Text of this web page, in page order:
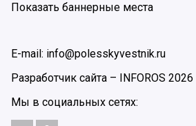
Показать баннерные места
E-mail: info@polesskyvestnik.ru
Разработчик сайта – INFOROS 2026
Мы в социальных сетях: